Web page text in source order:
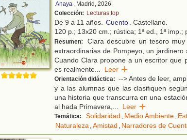
Anaya , Madrid, 2026
Colección: Lecturas top
De 9 a 11 años. Cuento. Castellano.
120 p.; 13x20 cm.; rústica; 1ª ed., 1ª imp.;
Resumen:
Clara descubre un tesoro
extraordinarias de Pompeyo, un
Cuando Clara propone a un escritor que
es realmente... Leer
Orientación didáctica: --> Antes de leer,
y a las alumnas que las clasifiquen
una historia que transcurra en una
al hada Primavera,... Leer
Temática: Solidaridad , Medio Ambiente,
Naturaleza,Amistad , Narradores de